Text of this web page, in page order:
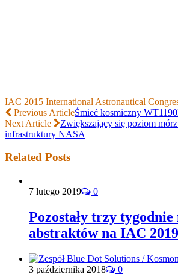
IAC 2015 International Astronautical
Previous ArticleŚmieć kosmiczny
Next Article
Zwiększający się poziom
infrastruktury NASA
Related Posts
7 lutego 2019 0
Pozostały trzy tygodnie
abstraktów na IAC 2019
3 października 2018 0